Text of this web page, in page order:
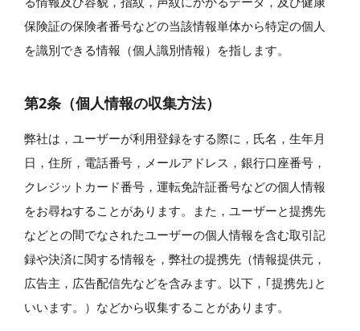
保険証の保険者番号などの当該情報単体から特定の個人
を識別できる情報（個人識別情報）を指します。
第2条（個人情報の収集方法）
弊社は，ユーザーが利用登録をする際に，氏名，生年月
日，住所，電話番号，メールアドレス，銀行口座番号，
クレジットカード番号，運転免許証番号などの個人情報
をお尋ねすることがあります。また，ユーザーと提携先
などとの間でなされたユーザーの個人情報を含む取引記
録や決済に関する情報を，弊社の提携先（情報提供元，
広告主，広告配信先などを含みます。以下，｢提携先｣と
いいます。）などから収集することがあります。